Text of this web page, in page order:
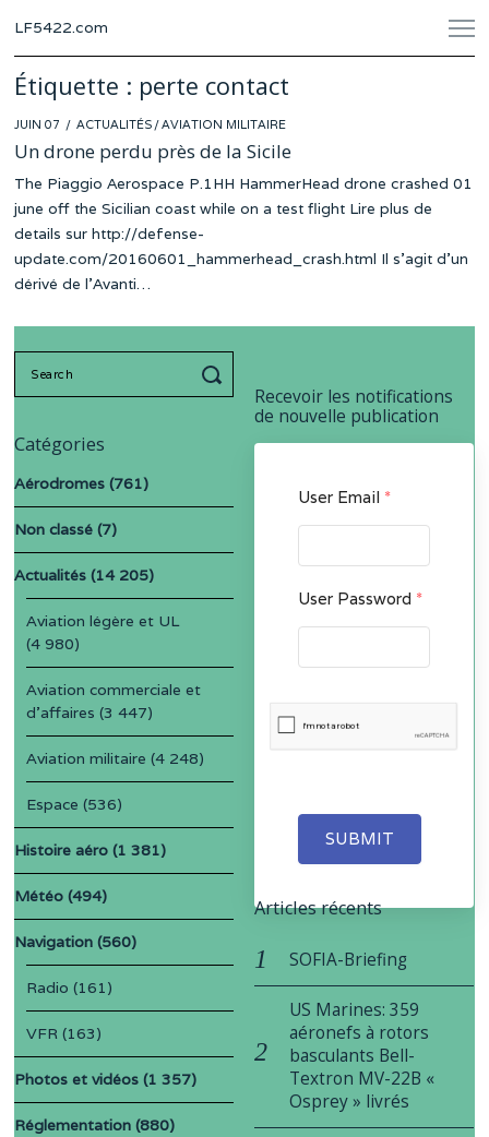
LF5422.com
Étiquette : perte contact
POSTED
ON
JUIN 07 ACTUALITÉS /AVIATION MILITAIRE
Un drone perdu près de la Sicile
The Piaggio Aerospace P.1HH HammerHead drone crashed 01
june off the Sicilian coast while on a test flight Lire plus de
details sur http://defense-
update.com/20160601_hammerhead_crash.html Il s’agit d’un
dérivé de l’Avanti…
Recevoir les notifications
de nouvelle publication
User Email *
User Password *
SUBMIT
Catégories
Aérodromes (761)
Non classé (7)
Actualités (14 205)
Aviation légère et UL
(4 980)
Aviation commerciale et
d'affaires (3 447)
Aviation militaire (4 248)
Espace (536)
Histoire aéro (1 381)
Météo (494)
Navigation (560)
Radio (161)
VFR (163)
Photos et vidéos (1 357)
Réglementation (880)
Articles récents
SOFIA-Briefing
US Marines: 359
aéronefs à rotors
basculants Bell-
Textron MV-22B «
Osprey » livrés